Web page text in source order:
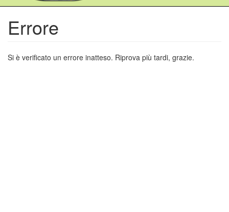
Errore
Si è verificato un errore inatteso. Riprova più tardi, grazie.